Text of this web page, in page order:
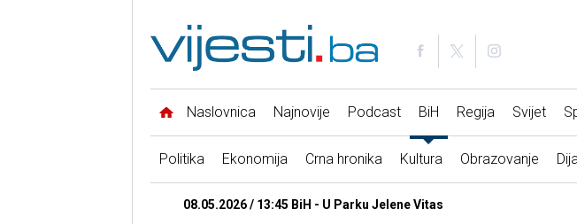
Naslovnica Najnovije Podcast BiH Regija Svijet
Politika Ekonomija Crna hronika Kultura Obrazovanje
08.05.2026 / 13:45 BiH - U Parku Jelene Vitas